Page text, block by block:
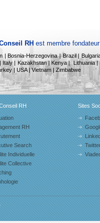
RH est membre
| Bosnia-Herzegovina | Brazil |
Italy | Kazakhstan |Kenya |Lithuania |
| USA | Vietnam | Zimbabwe
RH
RH
Search
Individuelle
Collective
Sites